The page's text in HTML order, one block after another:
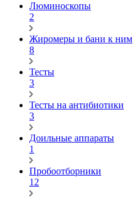
Люминоскопы
2
Жиромеры и бани к ним
8
Тесты
3
Тесты на антибиотики
3
Доильные аппараты
1
Пробоотборники
12